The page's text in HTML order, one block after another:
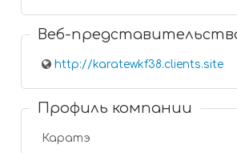
Веб-
http://karatewkf38.clients.site
Профиль компании
Каратэ